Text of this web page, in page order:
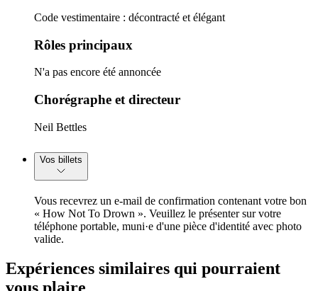
Code vestimentaire : décontracté et élégant
Rôles principaux
N'a pas encore été annoncée
Chorégraphe et directeur
Neil Bettles
Vos billets
Vous recevrez un e-mail de confirmation contenant votre bon
« How Not To Drown ». Veuillez le présenter sur votre
téléphone portable, muni·e d'une pièce d'identité avec photo
valide.
Expériences similaires qui pourraient